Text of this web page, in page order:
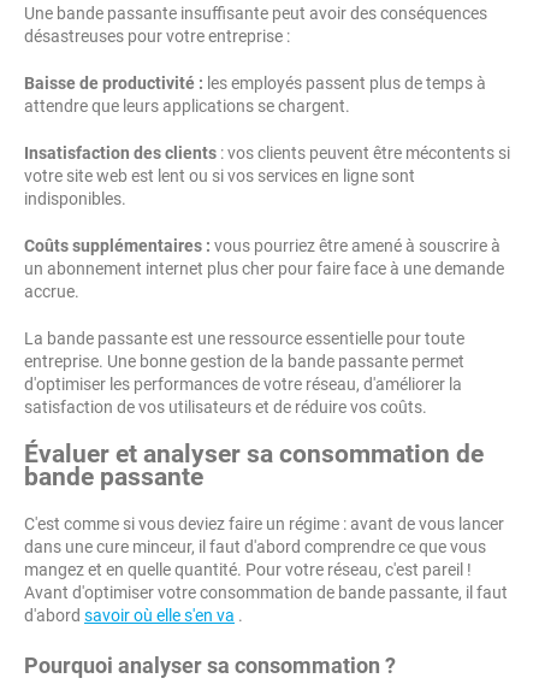
Une bande passante insuffisante peut avoir des conséquences
désastreuses pour votre entreprise :
Baisse de productivité : les employés passent plus de temps à
attendre que leurs applications se chargent.
Insatisfaction des clients : vos clients peuvent être mécontents si
votre site web est lent ou si vos services en ligne sont
indisponibles.
Coûts supplémentaires : vous pourriez être amené à souscrire à
un abonnement internet plus cher pour faire face à une demande
accrue.
La bande passante est une ressource essentielle pour toute
entreprise. Une bonne gestion de la bande passante permet
d'optimiser les performances de votre réseau, d'améliorer la
satisfaction de vos utilisateurs et de réduire vos coûts.
Évaluer et analyser sa consommation de
bande passante
C'est comme si vous deviez faire un régime : avant de vous lancer
dans une cure minceur, il faut d'abord comprendre ce que vous
mangez et en quelle quantité. Pour votre réseau, c'est pareil !
Avant d'optimiser votre consommation de bande passante, il faut
d'abord savoir où elle s'en va .
Pourquoi analyser sa consommation ?